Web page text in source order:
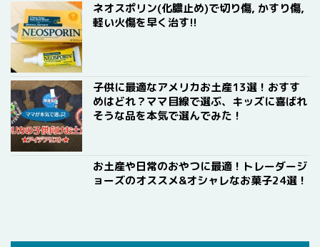
ネオスポリン(化膿止め)で切り傷, かすり傷,
軽い火傷を早く治す!!
子供に最適なアメリカお土産13選！おすす
めはどれ？ママ目線で選ぶ、キッズに喜ばれ
そうな品を本気で選んでみた！
お土産や日常のおやつに最適！トレーダージ
ョーズのオススメ&オシャレなお菓子24選！